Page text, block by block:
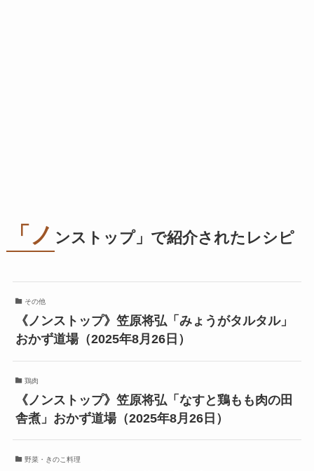
「ノ ンストップ」で紹介されたレシピ
その他
《ノンストップ》笠原将弘「みょうがタルタル」
おかず道場（2025年8月26日）
鶏肉
《ノンストップ》笠原将弘「なすと鶏もも肉の田
舎煮」おかず道場（2025年8月26日）
野菜・きのこ料理